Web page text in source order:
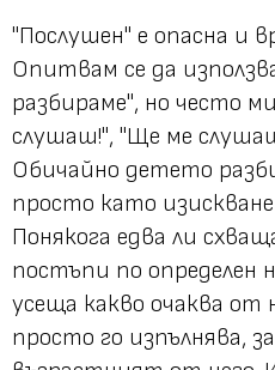
"Послушен" е опасна и
Опитвам се да
разбираме", но често
слушаш!", "Ще ме
Обичайно детето
просто като
Понякога едва ли
постъпи по определен
усеща какво очаква от
просто го изпълнява,